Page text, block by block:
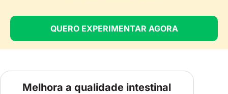
QUERO EXPERIMENTAR AGORA
Melhora a qualidade intestinal